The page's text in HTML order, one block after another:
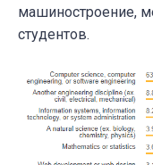
машиностроение,
студентов.